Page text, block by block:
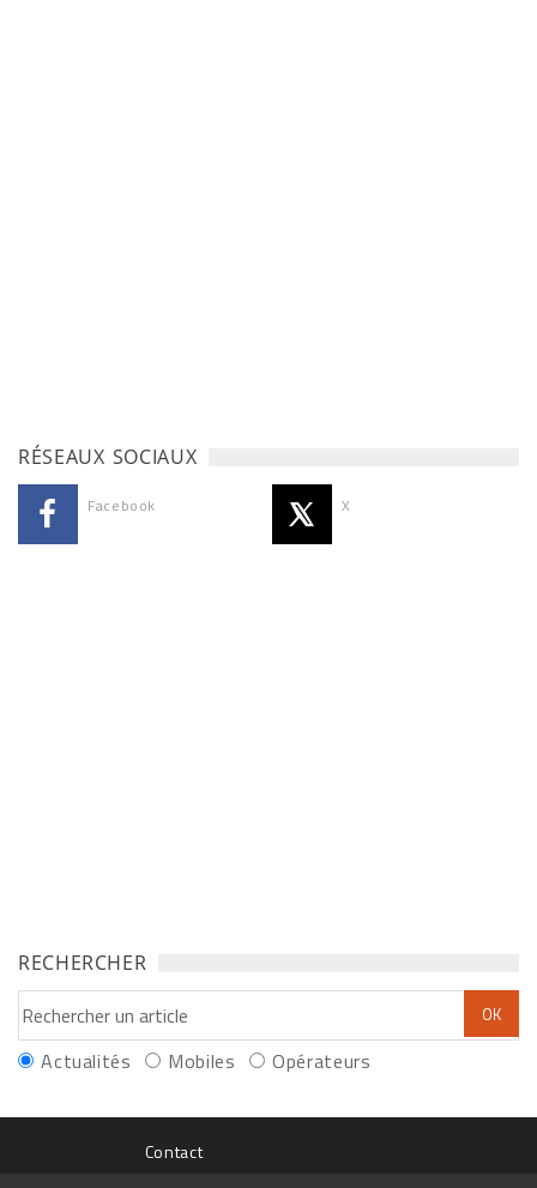
RÉSEAUX SOCIAUX
Facebook X
RECHERCHER
Actualités Mobiles Opérateurs
Contact